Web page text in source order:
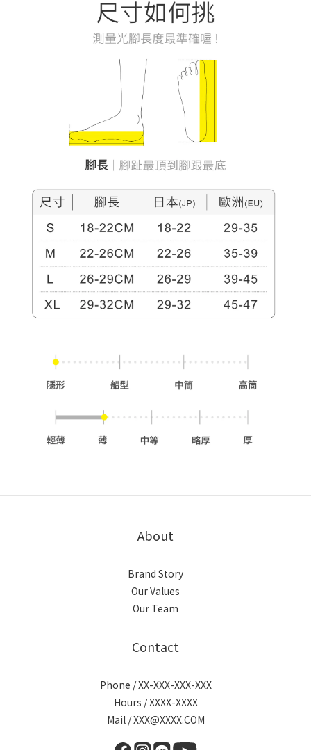
About
Brand Story
Our Values
Our Team
Contact
Phone / XX-XXX-XXX-XXX
Hours / XXXX-XXXX
Mail / XXX@XXXX.COM